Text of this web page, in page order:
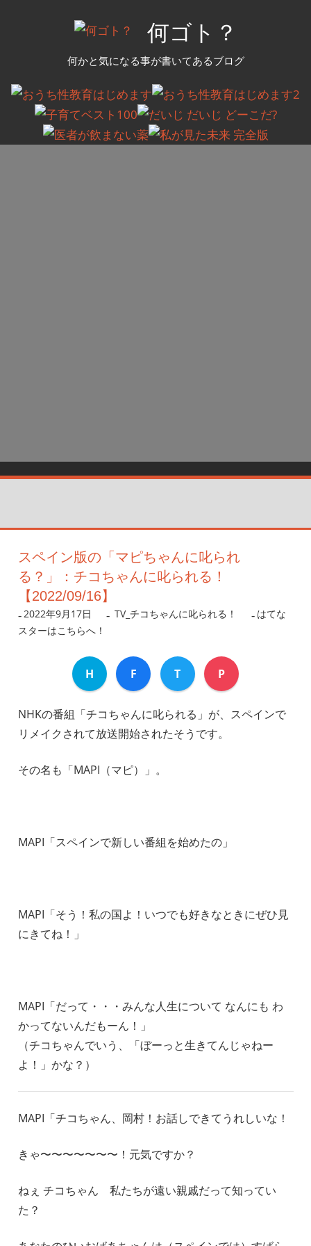
ツ
何ゴト？
何かと気になる事が書いてあるブログ
スペイン版の「マピちゃんに叱られ
る？」：チコちゃんに叱られる！
【2022/09/16】
2022年9月17日 nanigoto
TV_チコちゃんに叱られる！
はてな
スターはこちらへ！
H F T P
NHKの番組「チコちゃんに叱られる」が、スペインで
リメイクされて放送開始されたそうです。
その名も「MAPI（マピ）」。
MAPI「スペインで新しい番組を始めたの」
MAPI「そう！私の国よ！いつでも好きなときにぜひ見
にきてね！」
MAPI「だって・・・みんな人生について なんにも わ
かってないんだもーん！」
（チコちゃんでいう、「ぼーっと生きてんじゃねー
よ！」かな？）
MAPI「チコちゃん、岡村！お話しできてうれしいな！
きゃ〜〜〜〜〜〜〜！元気ですか？
ねぇ チコちゃん 私たちが遠い親戚だって知ってい
た？